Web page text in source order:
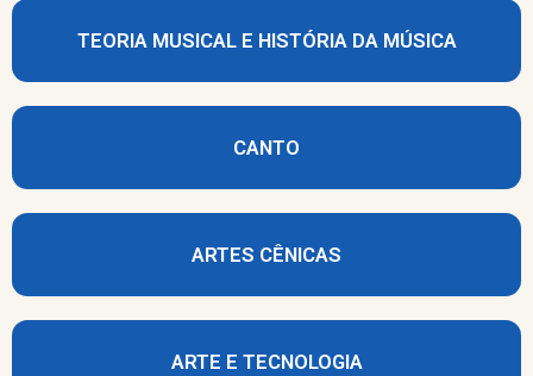
TEORIA MUSICAL E HISTÓRIA DA MÚSICA
CANTO
ARTES CÊNICAS
ARTE E TECNOLOGIA